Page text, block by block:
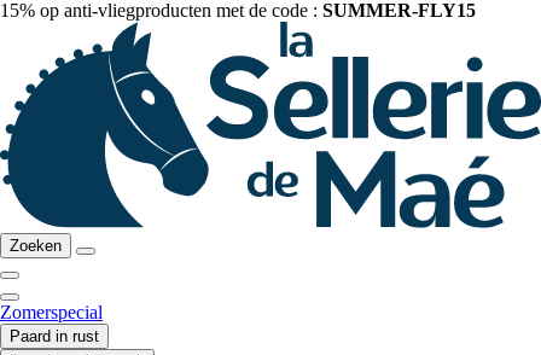
15% op anti-vliegproducten met de code : SUMMER-FLY15
Zoeken
Zomerspecial
Paard in rust